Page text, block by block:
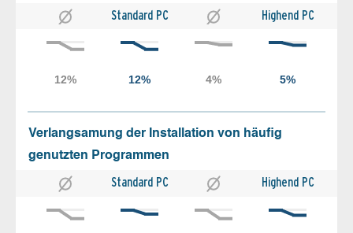
Standard PC Highend PC
Verlangsamung der Installation von häufig
genutzten Programmen
Standard PC Highend PC